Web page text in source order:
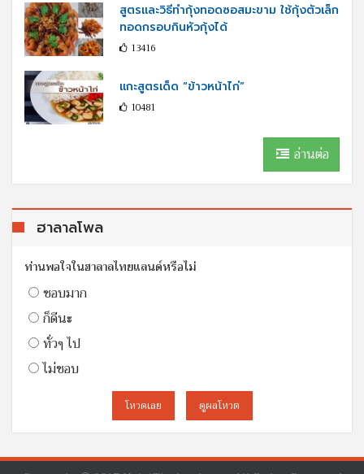
สูตรและวิธีทำกุ้งทอดซอสมะขาม ใช้กุ้งตัวเล็ก
ทอดกรอบกินหัวกุ้งได้
13416
แกะสูตรเด็ด “ข้าวหน้าไก่”
10481
อ่านต่อ
ฮาลาลโพล
ท่านพอใจในฮาลาลไทยแลนด์หรือไม่
ชอบมาก
ก็ดีนะ
ทั่วๆ ไป
ไม่ชอบ
โหวดเลย ดูผลโหวต